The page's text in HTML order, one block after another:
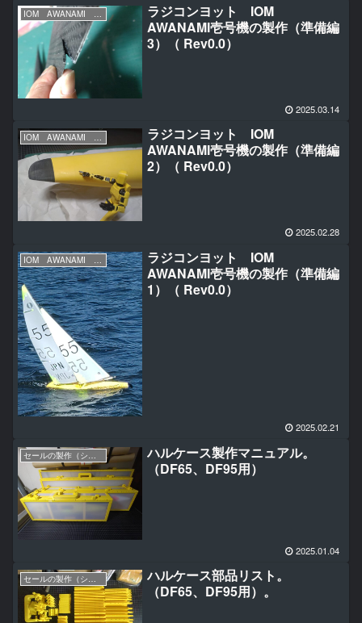
IOM AWANAMI 初号機の製作
ラジコンヨット IOM
AWANAMI壱号機の製作（準備編
3）（ Rev0.0）
2025.03.14
ラジコンヨット IOM
AWANAMI壱号機の製作（準備編
2）（ Rev0.0）
2025.02.28
IOM AWANAMI 初号機の製作
ラジコンヨット IOM
AWANAMI壱号機の製作（準備編
1）（ Rev0.0）
2025.02.21
セールの製作（シングルパネル編）
ハルケース製作マニュアル。
（DF65、DF95用）
2025.01.04
ハルケース部品リスト。
（DF65、DF95用）。